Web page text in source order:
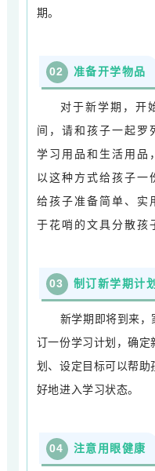
期。
02 准备开学物品
对于新学期，开
间，请和孩子一起罗
学习用品和生活用品
以这种方式给孩子一
给孩子准备简单、实
于花哨的文具分散孩
03 制订新学期计划
新学期即将到来，
订一份学习计划，确定
划、设定目标可以帮助
好地进入学习状态。
04 注意用眼健康